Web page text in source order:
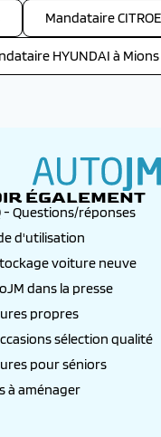
Mandataire
HYUNDAI à Mions
autojm.fr
ÉGALEMENT
- Questions/réponses
d'utilisation
voiture neuve
dans la presse
propres
sélection qualité
pour séniors
à aménager